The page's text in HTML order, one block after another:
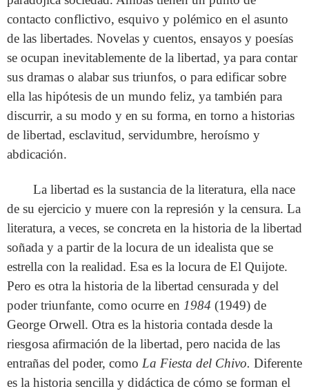
contacto conflictivo, esquivo y polémico en el asunto
de las libertades. Novelas y cuentos, ensayos y poesías
se ocupan inevitablemente de la libertad, ya para contar
sus dramas o alabar sus triunfos, o para edificar sobre
ella las hipótesis de un mundo feliz, ya también para
discurrir, a su modo y en su forma, en torno a historias
de libertad, esclavitud, servidumbre, heroísmo y
abdicación.
La libertad es la sustancia de la literatura, ella nace
de su ejercicio y muere con la represión y la censura. La
literatura, a veces, se concreta en la historia de la libertad
soñada y a partir de la locura de un idealista que se
estrella con la realidad. Esa es la locura de El Quijote.
Pero es otra la historia de la libertad censurada y del
poder triunfante, como ocurre en 1984 (1949) de
George Orwell. Otra es la historia contada desde la
riesgosa afirmación de la libertad, pero nacida de las
entrañas del poder, como La Fiesta del Chivo. Diferente
es la historia sencilla y didáctica de cómo se forman el